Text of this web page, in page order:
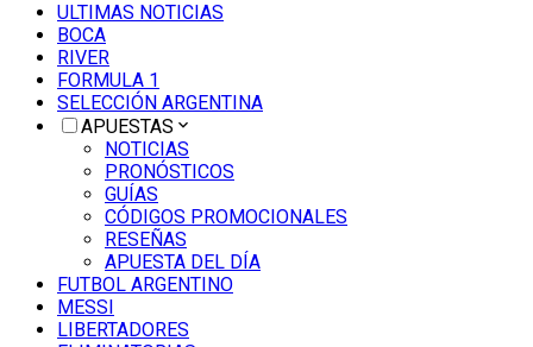
ULTIMAS NOTICIAS
BOCA
RIVER
FORMULA 1
SELECCIÓN ARGENTINA
APUESTAS
NOTICIAS
PRONÓSTICOS
GUÍAS
CÓDIGOS PROMOCIONALES
RESEÑAS
APUESTA DEL DÍA
FUTBOL ARGENTINO
MESSI
LIBERTADORES